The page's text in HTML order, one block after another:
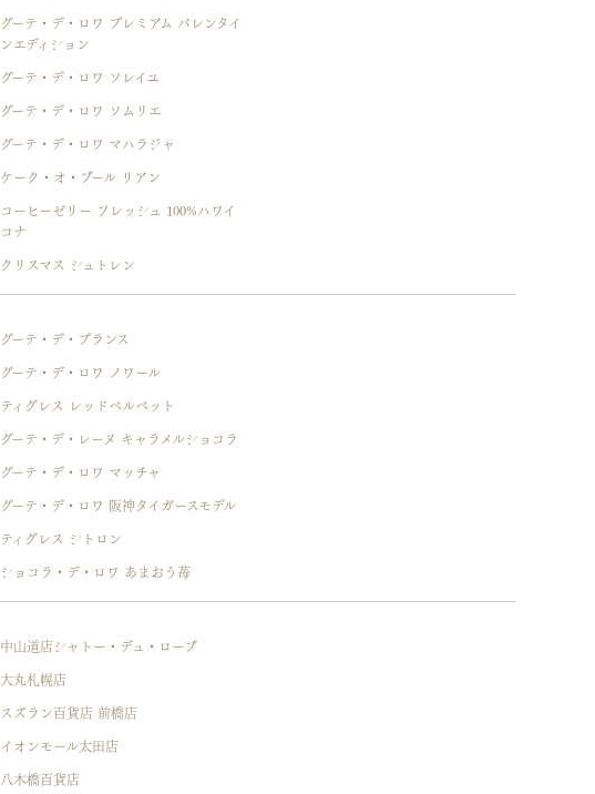
グーテ・デ・ロワ プレミアム バレンタイ
ンエディション
グーテ・デ・ロワ ソレイユ
グーテ・デ・ロワ ソムリエ
グーテ・デ・ロワ マハラジャ
ケーク・オ・ブール リアン
コーヒーゼリー フレッシュ 100%ハワイ
コナ
クリスマス シュトレン
グーテ・デ・プランス
グーテ・デ・ロワ ノワール
ティグレス レッドベルベット
グーテ・デ・レーヌ キャラメルショコラ
グーテ・デ・ロワ マッチャ
グーテ・デ・ロワ 阪神タイガースモデル
ティグレス シトロン
ショコラ・デ・ロワ あまおう苺
中山道店シャトー・デュ・ローブ
大丸札幌店
スズラン百貨店 前橋店
イオンモール太田店
八木橋百貨店